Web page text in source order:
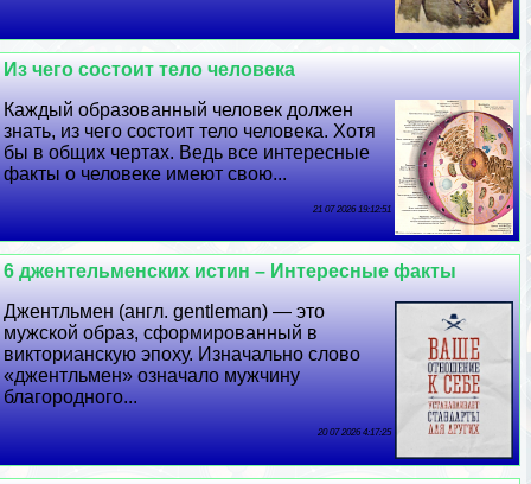
Из чего состоит тело человека
Каждый образованный человек должен
знать, из чего состоит тело человека. Хотя
бы в общих чертах. Ведь все интересные
факты о человеке имеют свою...
21 07 2026 19:12:51
6 джентельменских истин – Интересные факты
Джентльмен (англ. gentleman) — это
мужской образ, сформированный в
викторианскую эпоху. Изначально слово
«джентльмен» означало мужчину
благородного...
20 07 2026 4:17:25